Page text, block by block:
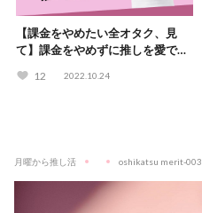
【課金をやめたい全オタク、見
て】課金をやめずに推しを愛でる
12 2022.10.24
月曜から推し活 oshikatsu merit-003